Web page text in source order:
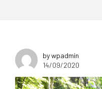
by wpadmin
14/09/2020